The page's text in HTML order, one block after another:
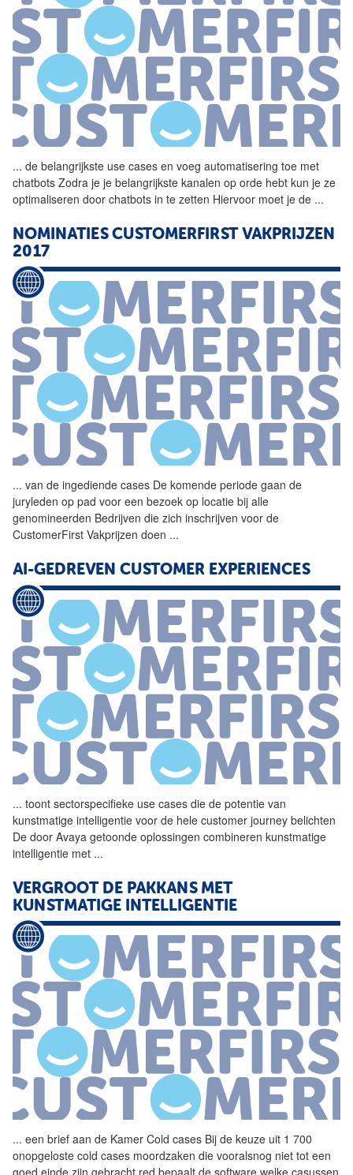
... de belangrijkste use cases en voeg automatisering toe met
chatbots Zodra je je belangrijkste kanalen op orde hebt kun je ze
optimaliseren door chatbots in te zetten Hiervoor moet je de ...
NOMINATIES CUSTOMERFIRST VAKPRIJZEN
2017
... van de ingediende cases De komende periode gaan de
juryleden op pad voor een bezoek op locatie bij alle
genomineerden Bedrijven die zich inschrijven voor de
CustomerFirst Vakprijzen doen ...
AI-GEDREVEN CUSTOMER EXPERIENCES
... toont sectorspecifieke use cases die de potentie van
kunstmatige intelligentie voor de hele customer journey belichten
De door Avaya getoonde oplossingen combineren kunstmatige
intelligentie met ...
VERGROOT DE PAKKANS MET
KUNSTMATIGE INTELLIGENTIE
... een brief aan de Kamer Cold cases Bij de keuze uit 1 700
onopgeloste cold cases moordzaken die vooralsnog niet tot een